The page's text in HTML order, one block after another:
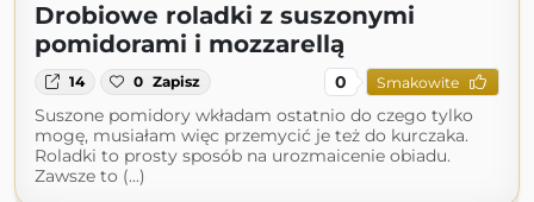
Drobiowe roladki z suszonymi
pomidorami i mozzarellą
14 0 Zapisz 0 Smakowite
Suszone pomidory wkładam ostatnio do czego tylko
mogę, musiałam więc przemycić je też do kurczaka.
Roladki to prosty sposób na urozmaicenie obiadu.
Zawsze to (...)